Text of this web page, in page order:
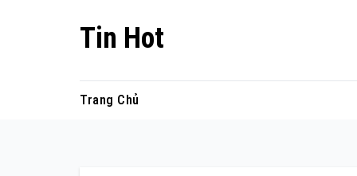
Tin Hot
Trang Chủ